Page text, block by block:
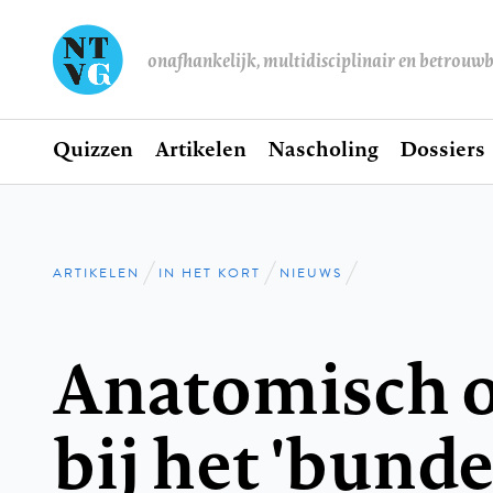
onafhankelijk, multidisciplinair en
Hoofdnavigatie
Home
Quizzen Artikelen Nascholing Dossiers
Kruimelpad
ARTIKELEN IN HET KORT NIEUWS
Anatomisch
bij het